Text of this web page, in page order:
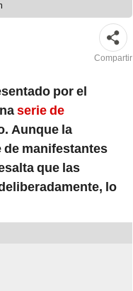
Compartir
por el
serie de
Aunque la
de manifestantes
que las
lo